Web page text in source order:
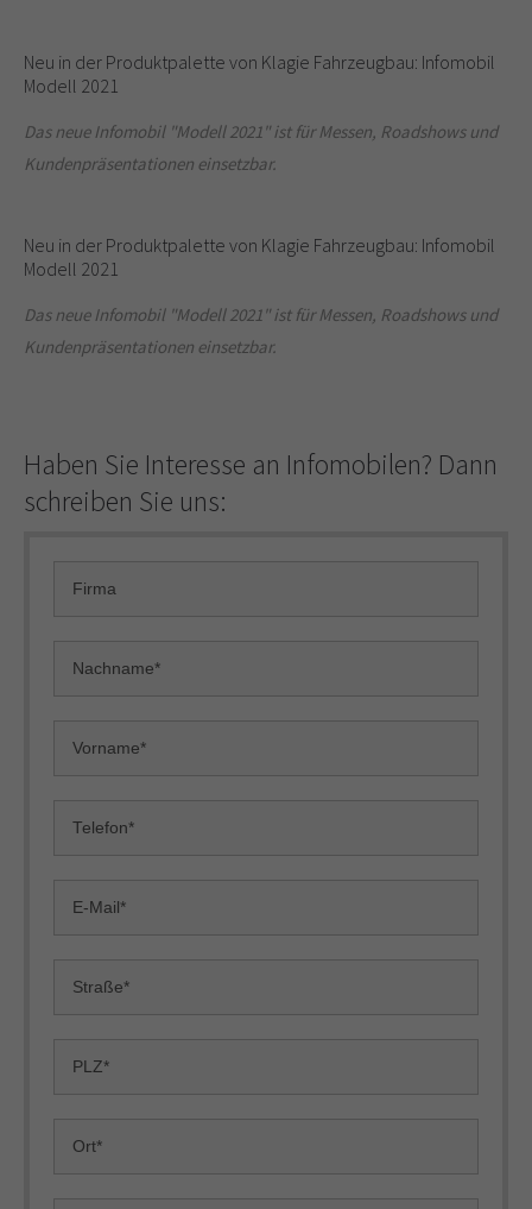
Neu in der Produktpalette von Klagie Fahrzeugbau: Infomobil
Modell 2021
Das neue Infomobil "Modell 2021" ist für Messen, Roadshows und
Kundenpräsentationen einsetzbar.
Neu in der Produktpalette von Klagie Fahrzeugbau: Infomobil
Modell 2021
Das neue Infomobil "Modell 2021" ist für Messen, Roadshows und
Kundenpräsentationen einsetzbar.
Haben Sie Interesse an Infomobilen? Dann
schreiben Sie uns: